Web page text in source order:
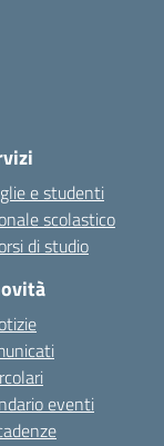
e studenti
scolastico
di studio
eventi